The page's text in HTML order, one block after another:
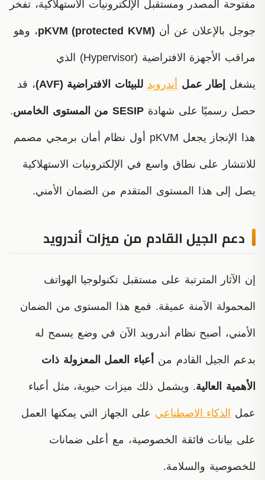
مفتوحة المصدر ومستقبل الإلكترونيات الاستهلاكية، تفخر
جوجل بالإعلان عن أن pKVM (protected KVM)، وهو
مراقب الأجهزة الافتراضية (Hypervisor) الذي
يشغل إطار عمل أندرويد للبيئات الافتراضية (AVF) ، قد
حصل رسميًا على شهادة SESIP من المستوى الخامس .
هذا الإنجاز يجعل pKVM أول نظام أمان برمجي مصمم
للانتشار على نطاق واسع في الإلكترونيات الاستهلاكية
يصل إلى هذا المستوى المتقدم من الضمان الأمني.
دعم الجيل القادم من ميزات أندرويد
إن الآثار المترتبة على مستقبل تكنولوجيا الهواتف
المحمولة الآمنة عميقة. فمع هذا المستوى من الضمان
الأمني، أصبح نظام أندرويد الآن في وضع يسمح له
بدعم الجيل القادم من أعباء العمل المعزولة ذات
الأهمية العالية. ويشمل ذلك ميزات حيوية، مثل أعباء
عمل الذكاء الاصطناعي على الجهاز التي يمكنها العمل
على بيانات فائقة الخصوصية، مع أعلى ضمانات
للخصوصية والسلامة.